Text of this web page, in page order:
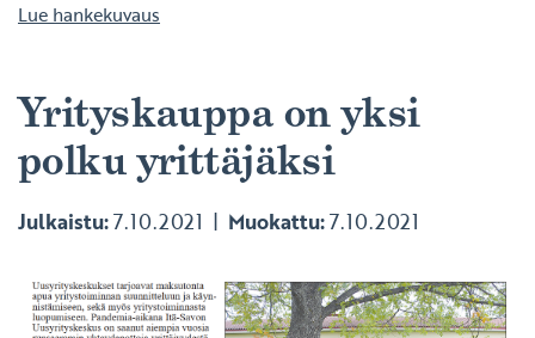
Lue hankekuvaus
Yrityskauppa on yksi
polku yrittäjäksi
Julkaistu:7.10.2021 Muokattu:7.10.2021